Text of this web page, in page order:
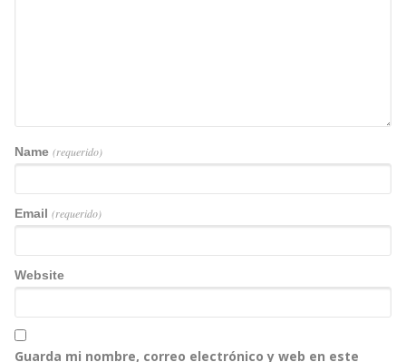
Name (requerido)
Email (requerido)
Website
Guarda mi nombre, correo electrónico y web en este